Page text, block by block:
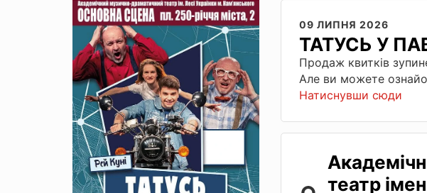
09 ЛИПНЯ 2026
ТАТУСЬ У
Продаж квитків
Але ви можете
Натиснувши сюди
театр